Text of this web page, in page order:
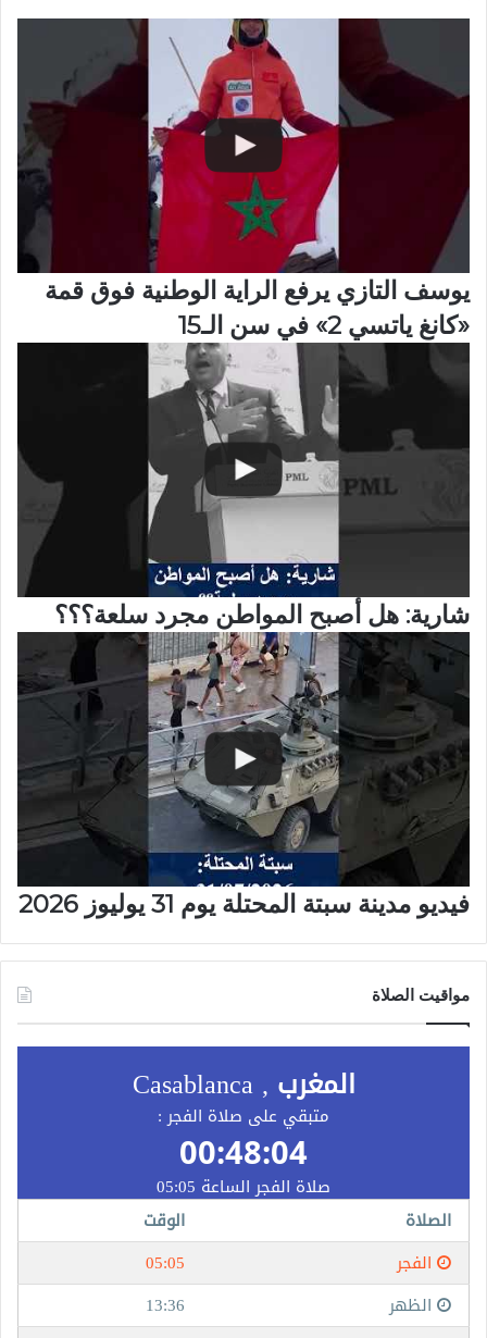
يوسف التازي يرفع الراية الوطنية فوق قمة
«كانغ ياتسي 2» في سن الـ15
شارية: هل أصبح المواطن مجرد سلعة؟؟؟
فيديو مدينة سبتة المحتلة يوم 31 يوليوز 2026
مواقيت الصلاة